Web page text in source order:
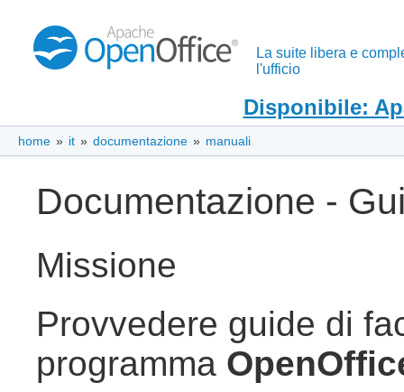
La suite libera e
l'ufficio
Disponibile:
home » it » documentazione » manuali
Documentazione -
Missione
Provvedere guide di
programma